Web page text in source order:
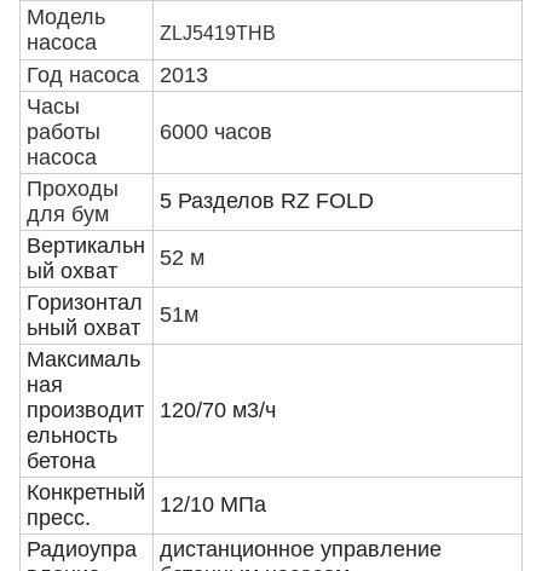
Модель
насоса
ZLJ5419THB
Год насоса
2013
Часы
работы
насоса
6000 часов
Проходы
для бум
5 Разделов RZ FOLD
Вертикальн
ый охват
52 м
Горизонтал
ьный охват
51м
Максималь
ная
производит
ельность
бетона
120/70 м3/ч
Конкретный
пресс.
12/10 МПа
Радиоупра
дистанционное управление